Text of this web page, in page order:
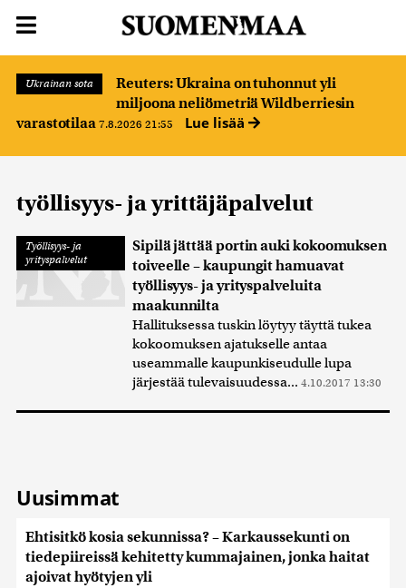
Ukrainan sota
Reuters: Ukraina on tuhonnut yli
miljoona neliömetriä Wildberriesin
varastotilaa 7.8.2026 21:55 Lue lisää
työllisyys- ja yrittäjäpalvelut
Työllisyys- ja
yrityspalvelut
Sipilä jättää portin auki kokoomuksen
toiveelle – kaupungit hamuavat
työllisyys- ja yrityspalveluita
maakunnilta
Hallituksessa tuskin löytyy täyttä tukea
kokoomuksen ajatukselle antaa
useammalle kaupunkiseudulle lupa
järjestää tulevaisuudessa... 4.10.2017 13:30
Uusimmat
Ehtisitkö kosia sekunnissa? – Karkaussekunti on
tiedepiireissä kehitetty kummajainen, jonka haitat
ajoivat hyötyjen yli